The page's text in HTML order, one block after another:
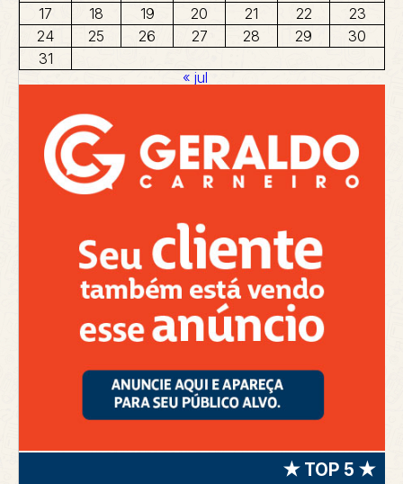
17
18 19 20 21 22
23
24
25 26 27 28 29
30
31
« jul
★ TOP 5 ★